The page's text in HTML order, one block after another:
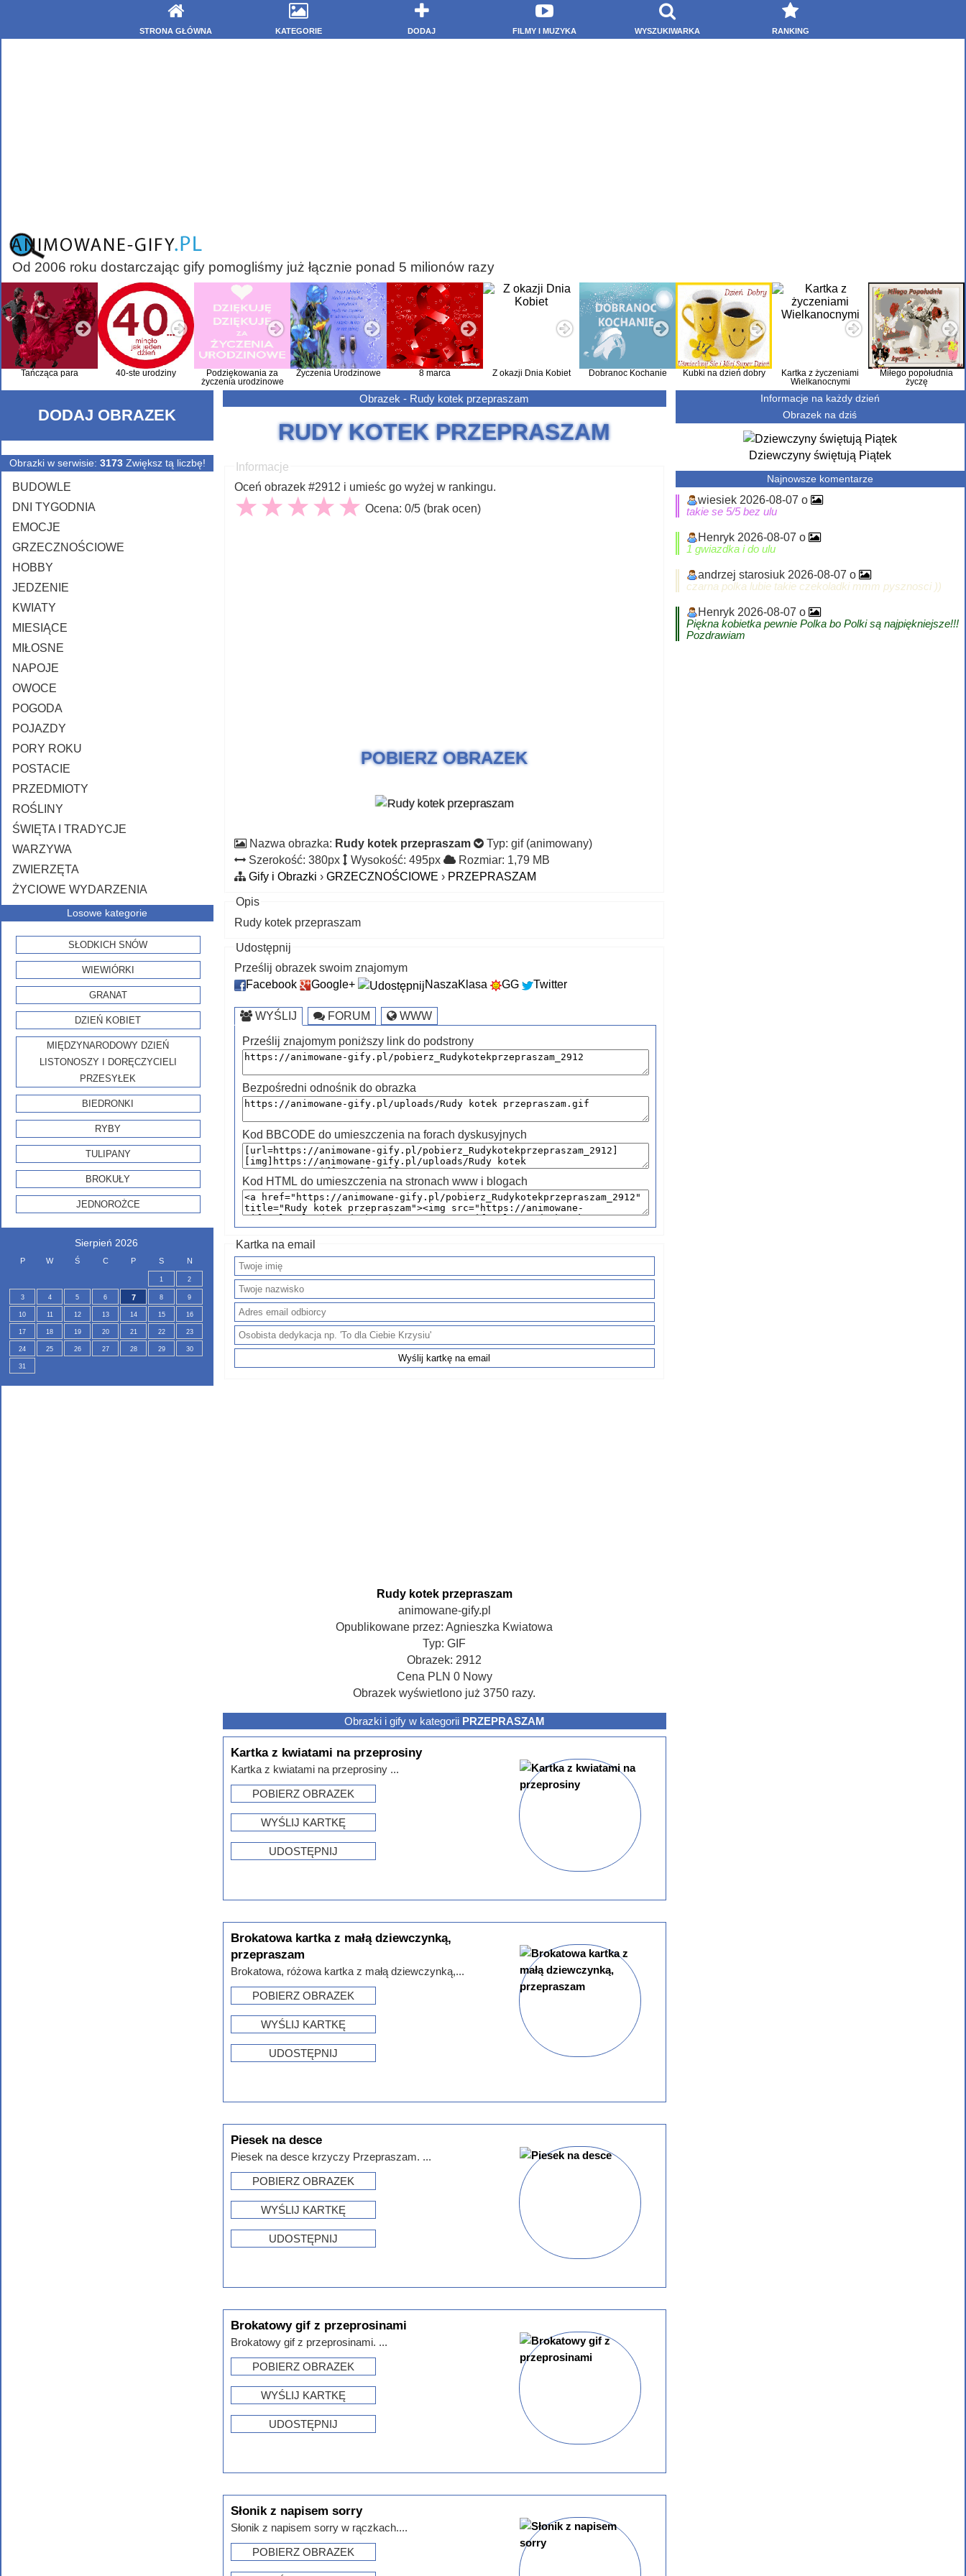
STRONA GŁÓWNA KATEGORIE DODAJ FILMY I MUZYKA WYSZUKIWARKA RANKING
Od 2006 roku dostarczając gify pomogliśmy już łącznie ponad 5 milionów razy
Tańcząca para 40-ste urodziny
Podziękowania za
życzenia urodzinowe
Życzenia Urodzinowe 8 marca Z okazji Dnia Kobiet Dobranoc Kochanie Kubki na dzień dobry
Kartka z życzeniami
Wielkanocnymi
Miłego popołudnia
życzę
DODAJ OBRAZEK
Obrazki w serwisie: 3173Zwiększ tą liczbę!
BUDOWLE
DNI TYGODNIA
EMOCJE
GRZECZNOŚCIOWE
HOBBY
JEDZENIE
KWIATY
MIESIĄCE
MIŁOSNE
NAPOJE
OWOCE
POGODA
POJAZDY
PORY ROKU
POSTACIE
PRZEDMIOTY
ROŚLINY
ŚWIĘTA I TRADYCJE
WARZYWA
ZWIERZĘTA
ŻYCIOWE WYDARZENIA
Losowe kategorie
SŁODKICH SNÓW
WIEWIÓRKI
GRANAT
DZIEŃ KOBIET
MIĘDZYNARODOWY DZIEŃ
LISTONOSZY I DORĘCZYCIELI
PRZESYŁEK
BIEDRONKI
RYBY
TULIPANY
BROKUŁY
JEDNOROŻCE
Sierpień 2026
P W Ś C P S N
1 2
3 4 5 6 7 8 9
10 11 12 13 14 15 16
17 18 19 20 21 22 23
24 25 26 27 28 29 30
31
Obrazek - Rudy kotek przepraszam
RUDY KOTEK PRZEPRASZAM
Informacje
Oceń obrazek #2912 i umieśc go wyżej w rankingu.
Ocena: 0/5 (brak ocen)
POBIERZ OBRAZEK
Nazwa obrazka: Rudy kotek przepraszam
Typ: gif (animowany)
Szerokość: 380px
Wysokość: 495px
Rozmiar: 1,79 MB
Gify i Obrazki ›GRZECZNOŚCIOWE › PRZEPRASZAM
Opis
Rudy kotek przepraszam
Udostępnij
Prześlij obrazek swoim znajomym
Facebook
Google+ NaszaKlasa GG Twitter
WYŚLIJ FORUM WWW
Prześlij znajomym poniższy link do podstrony
Bezpośredni odnośnik do obrazka
Kod BBCODE do umieszczenia na forach dyskusyjnych
Kod HTML do umieszczenia na stronach www i blogach
Kartka na email
Rudy kotek przepraszam
animowane-gify.pl
Opublikowane przez:Agnieszka Kwiatowa
Typ:GIF
Obrazek: 2912
Cena PLN 0Nowy
Obrazek wyświetlono już 3750 razy.
Obrazki i gify w kategorii PRZEPRASZAM
Kartka z kwiatami na przeprosiny
Kartka z kwiatami na przeprosiny ...
POBIERZ OBRAZEK
WYŚLIJ KARTKĘ
UDOSTĘPNIJ
Brokatowa kartka z małą dziewczynką,
przepraszam
Brokatowa, różowa kartka z małą dziewczynką,...
POBIERZ OBRAZEK
WYŚLIJ KARTKĘ
UDOSTĘPNIJ
Piesek na desce
Piesek na desce krzyczy Przepraszam. ...
POBIERZ OBRAZEK
WYŚLIJ KARTKĘ
UDOSTĘPNIJ
Brokatowy gif z przeprosinami
Brokatowy gif z przeprosinami. ...
POBIERZ OBRAZEK
WYŚLIJ KARTKĘ
UDOSTĘPNIJ
Słonik z napisem sorry
Słonik z napisem sorry w rączkach....
POBIERZ OBRAZEK
Informacje na każdy dzień
Obrazek na dziś
Dziewczyny świętują Piątek
Najnowsze komentarze
wiesiek 2026-08-07 o
takie se 5/5 bez ulu
Henryk 2026-08-07 o
1 gwiazdka i do ulu
andrzej starosiuk 2026-08-07 o
czarna polka lubie takie czekoladki mmm pysznosci ))
Henryk 2026-08-07 o
Piękna kobietka pewnie Polka bo Polki są najpiękniejsze!!!
Pozdrawiam